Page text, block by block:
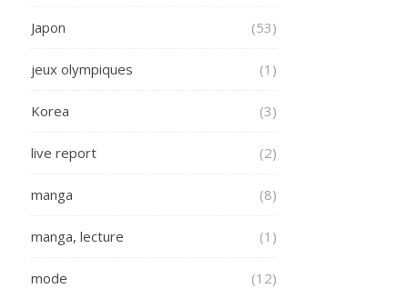
Japon (53)
jeux olympiques (1)
Korea (3)
live report (2)
manga (8)
manga, lecture (1)
mode (12)